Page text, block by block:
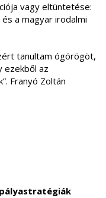
vagy eltüntetése:
a magyar irodalmi
tanultam ógörögöt,
ezekből az
Franyó Zoltán